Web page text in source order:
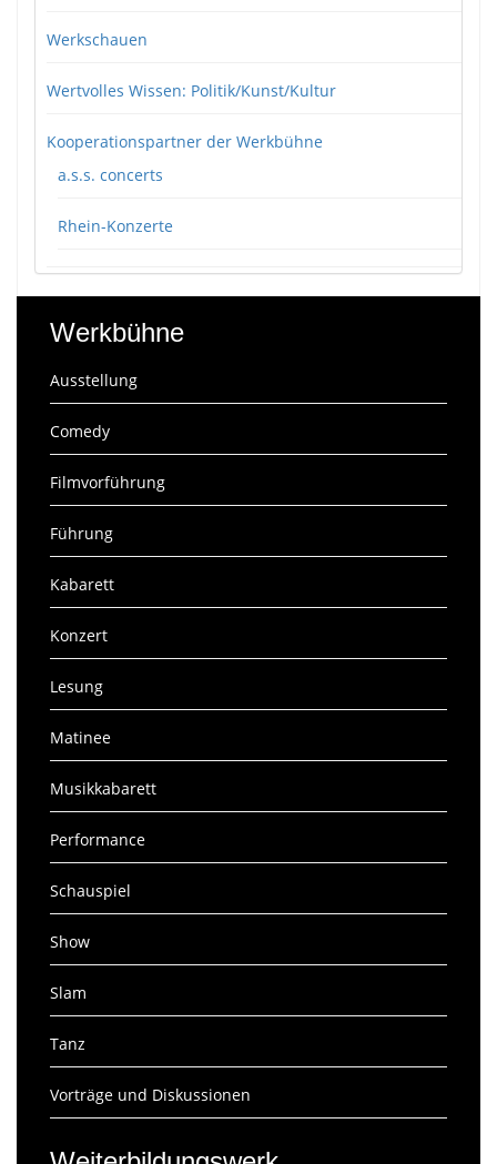
Werkschauen
Wertvolles Wissen: Politik/Kunst/Kultur
Kooperationspartner der Werkbühne
a.s.s. concerts
Rhein-Konzerte
Werkbühne
Ausstellung
Comedy
Filmvorführung
Führung
Kabarett
Konzert
Lesung
Matinee
Musikkabarett
Performance
Schauspiel
Show
Slam
Tanz
Vorträge und Diskussionen